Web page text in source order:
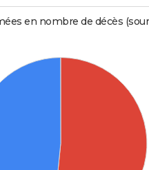
en nombre de décès